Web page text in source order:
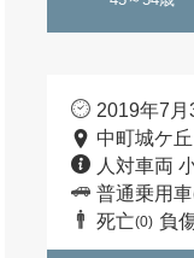
2019年7
中町城ケ
人対車両
普通乗用車
死亡(0) 負